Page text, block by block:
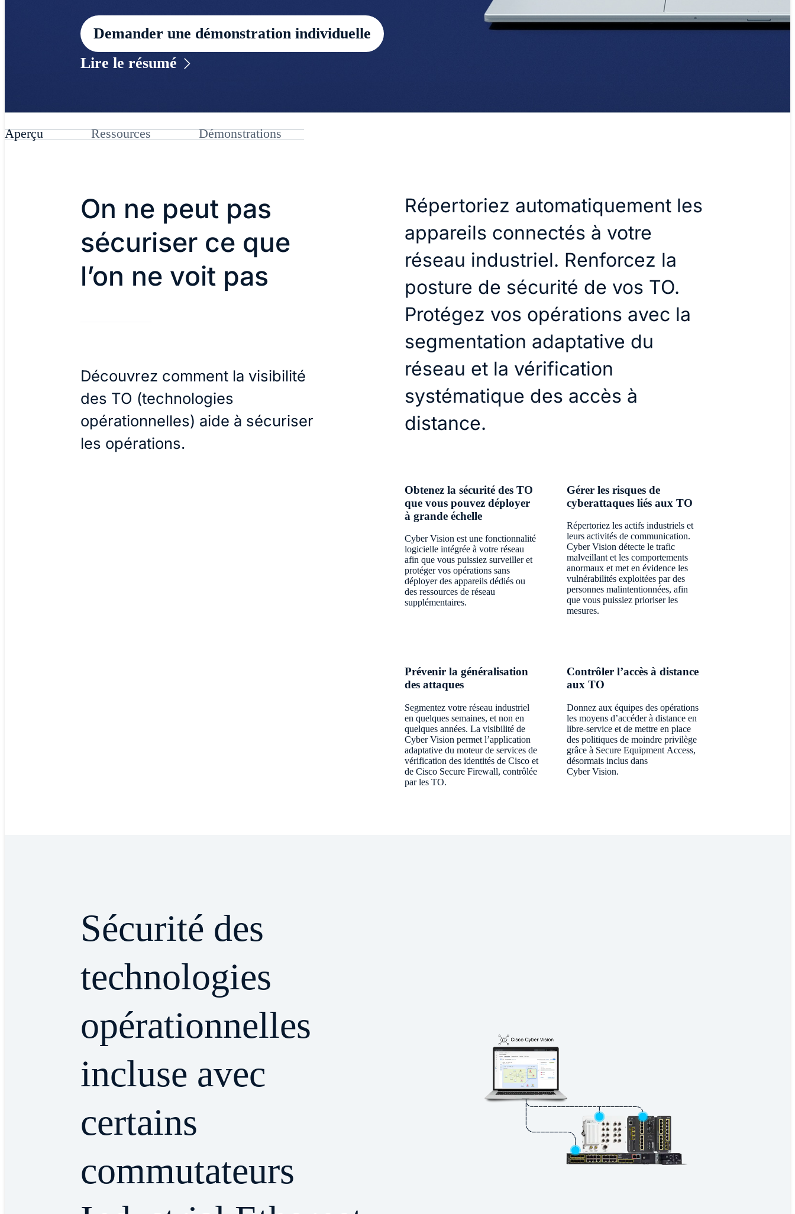
Demander une démonstration individuelle
Lire le résumé
Aperçu Ressources Démonstrations
On ne peut pas
sécuriser ce que
l’on ne voit pas
Découvrez comment la visibilité
des TO (technologies
opérationnelles) aide à sécuriser
les opérations.
Répertoriez automatiquement les
appareils connectés à votre
réseau industriel. Renforcez la
posture de sécurité de vos TO.
Protégez vos opérations avec la
segmentation adaptative du
réseau et la vérification
systématique des accès à
distance.
Obtenez la sécurité des TO
que vous pouvez déployer
à grande échelle
Cyber Vision est une fonctionnalité
logicielle intégrée à votre réseau
afin que vous puissiez surveiller et
protéger vos opérations sans
déployer des appareils dédiés ou
des ressources de réseau
supplémentaires.
Gérer les risques de
cyberattaques liés aux TO
Répertoriez les actifs industriels et
leurs activités de communication.
Cyber Vision détecte le trafic
malveillant et les comportements
anormaux et met en évidence les
vulnérabilités exploitées par des
personnes malintentionnées, afin
que vous puissiez prioriser les
mesures.
Prévenir la généralisation
des attaques
Segmentez votre réseau industriel
en quelques semaines, et non en
quelques années. La visibilité de
Cyber Vision permet l’application
adaptative du moteur de services de
vérification des identités de Cisco et
de Cisco Secure Firewall, contrôlée
par les TO.
Contrôler l’accès à distance
aux TO
Donnez aux équipes des opérations
les moyens d’accéder à distance en
libre-service et de mettre en place
des politiques de moindre privilège
grâce à Secure Equipment Access,
désormais inclus dans
Cyber Vision.
Sécurité des
technologies
opérationnelles
incluse avec
certains
commutateurs